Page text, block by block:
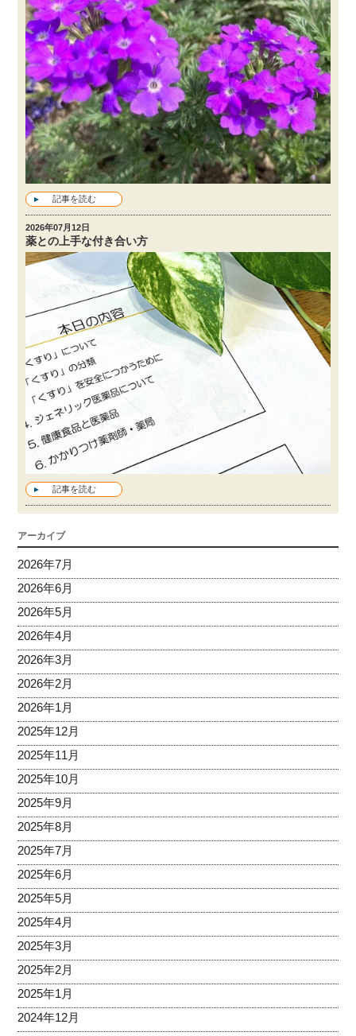
記事を読む
2026年07月12日
薬との上手な付き合い方
記事を読む
アーカイブ
2026年7月
2026年6月
2026年5月
2026年4月
2026年3月
2026年2月
2026年1月
2025年12月
2025年11月
2025年10月
2025年9月
2025年8月
2025年7月
2025年6月
2025年5月
2025年4月
2025年3月
2025年2月
2025年1月
2024年12月